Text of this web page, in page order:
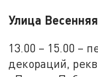
Улица
13.00 – 15.00 –
декораций,